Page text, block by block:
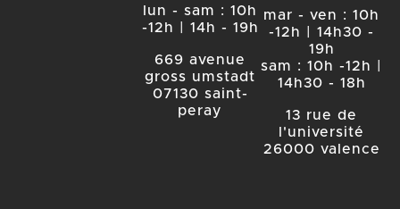
lun - sam : 10h
-12h | 14h - 19h
669 avenue
gross umstadt
07130 saint-
peray
mar - ven : 10h
-12h | 14h30 -
19h
sam : 10h -12h |
14h30 - 18h
13 rue de
l'université
26000 valence